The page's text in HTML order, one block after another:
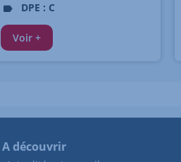
DPE : C
Voir +
A découvrir